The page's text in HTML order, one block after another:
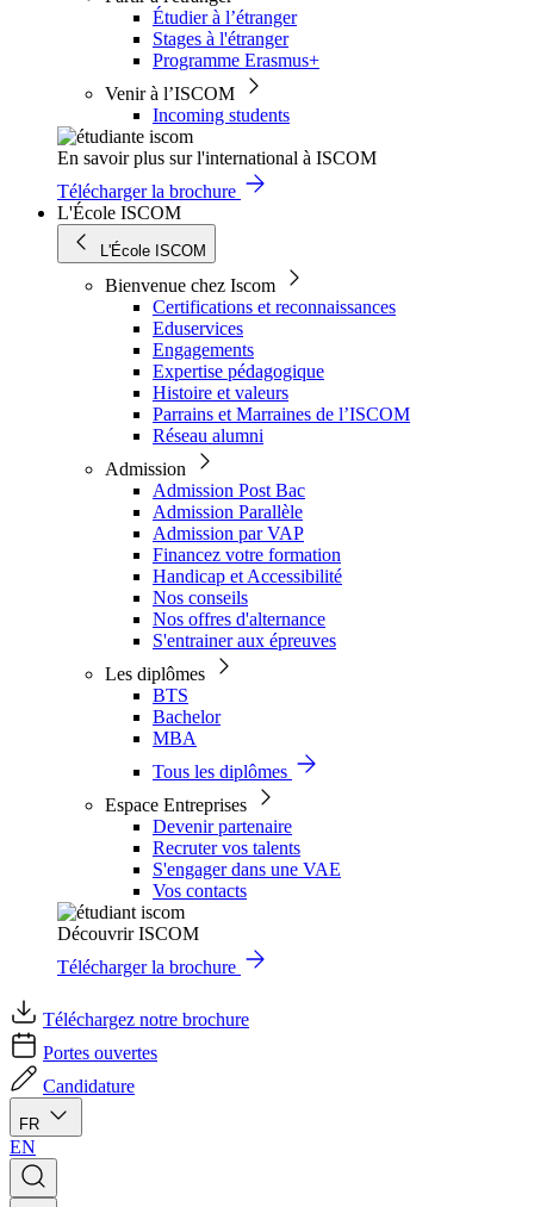
Étudier à l’étranger
Stages à l'étranger
Programme Erasmus+
Venir à l’ISCOM
Incoming students
En savoir plus sur l'international à ISCOM
Télécharger la brochure
L'École ISCOM
L'École ISCOM
Bienvenue chez Iscom
Certifications et reconnaissances
Eduservices
Engagements
Expertise pédagogique
Histoire et valeurs
Parrains et Marraines de l’ISCOM
Réseau alumni
Admission
Admission Post Bac
Admission Parallèle
Admission par VAP
Financez votre formation
Handicap et Accessibilité
Nos conseils
Nos offres d'alternance
S'entrainer aux épreuves
Les diplômes
BTS
Bachelor
MBA
Tous les diplômes
Espace Entreprises
Devenir partenaire
Recruter vos talents
S'engager dans une VAE
Vos contacts
Découvrir ISCOM
Télécharger la brochure
Téléchargez notre brochure
Portes ouvertes
Candidature
FR
EN